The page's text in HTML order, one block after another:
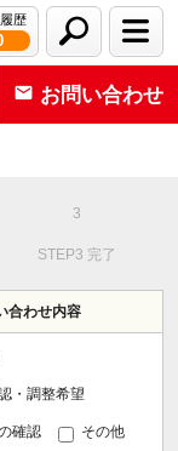
歴
お問い合わせ
STEP3 完了
合わせ内容
・調整希望
確認 その他